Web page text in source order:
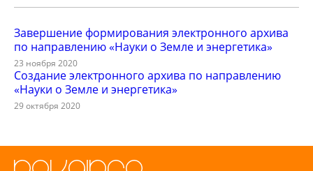
Завершение формирования электронного архива
по направлению «Науки о Земле и энергетика»
23 ноября 2020
Создание электронного архива по направлению
«Науки о Земле и энергетика»
29 октября 2020